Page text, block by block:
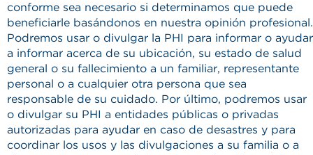
conforme sea necesario si determinamos que puede
beneficiarle basándonos en nuestra opinión profesional.
Podremos usar o divulgar la PHI para informar o ayudar
a informar acerca de su ubicación, su estado de salud
general o su fallecimiento a un familiar, representante
personal o a cualquier otra persona que sea
responsable de su cuidado. Por último, podremos usar
o divulgar su PHI a entidades públicas o privadas
autorizadas para ayudar en caso de desastres y para
coordinar los usos y las divulgaciones a su familia o a